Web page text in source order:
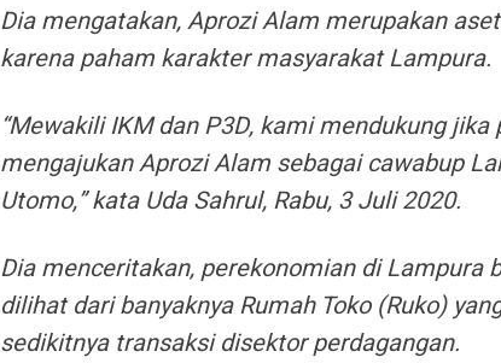
Dia mengatakan, Aprozi Alam merupakan
karena paham karakter masyarakat Lampura.
“Mewakili IKM dan P3D, kami mendukung
mengajukan Aprozi Alam sebagai cawabup
Utomo,” kata Uda Sahrul, Rabu, 3 Juli 2020.
Dia menceritakan, perekonomian di Lampura
dilihat dari banyaknya Rumah Toko (Ruko)
sedikitnya transaksi disektor perdagangan.